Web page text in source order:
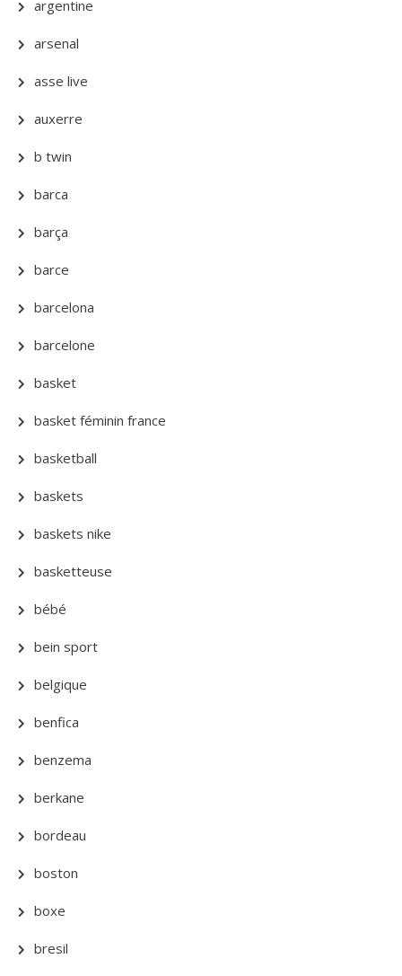
argentine
arsenal
asse live
auxerre
b twin
barca
barça
barce
barcelona
barcelone
basket
basket féminin france
basketball
baskets
baskets nike
basketteuse
bébé
bein sport
belgique
benfica
benzema
berkane
bordeau
boston
boxe
bresil